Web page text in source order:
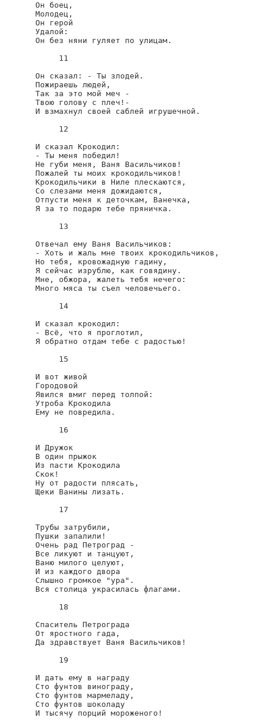
Он боец,
Молодец,
Он герой
Удалой:
Он без няни гуляет по улицам.
     11
Он сказал: - Ты злодей.
Пожираешь людей,
Так за это мой меч -
Твою голову с плеч!-
И взмахнул своей саблей игрушечной.
     12
И сказал Крокодил:
- Ты меня победил!
Не губи меня, Ваня Васильчиков!
Пожалей ты моих крокодильчиков!
Крокодильчики в Ниле плескаются,
Со слезами меня дожидаются,
Отпусти меня к деточкам, Ванечка,
Я за то подарю тебе пряничка.
     13
Отвечал ему Ваня Васильчиков:
- Хоть и жаль мне твоих крокодильчиков,
Но тебя, кровожадную гадину,
Я сейчас изрублю, как говядину.
Мне, обжора, жалеть тебя нечего:
Много мяса ты съел человечьего.
     14
И сказал крокодил:
- Всё, что я проглотил,
Я обратно отдам тебе с радостью!
     15
И вот живой
Городовой
Явился вмиг перед толпой:
Утроба Крокодила
Ему не повредила.
     16
И Дружок
В один прыжок
Из пасти Крокодила
Скок!
Ну от радости плясать,
Щеки Ванины лизать.
     17
Трубы затрубили,
Пушки запалили!
Очень рад Петроград -
Все ликуют и танцуют,
Ваню милого целуют,
И из каждого двора
Слышно громкое "ура".
Вся столица украсилась флагами.
     18
Спаситель Петрограда
От яростного гада,
Да здравствует Ваня Васильчиков!
     19
И дать ему в награду
Сто фунтов винограду,
Сто фунтов мармеладу,
Сто фунтов шоколаду
И тысячу порций мороженого!